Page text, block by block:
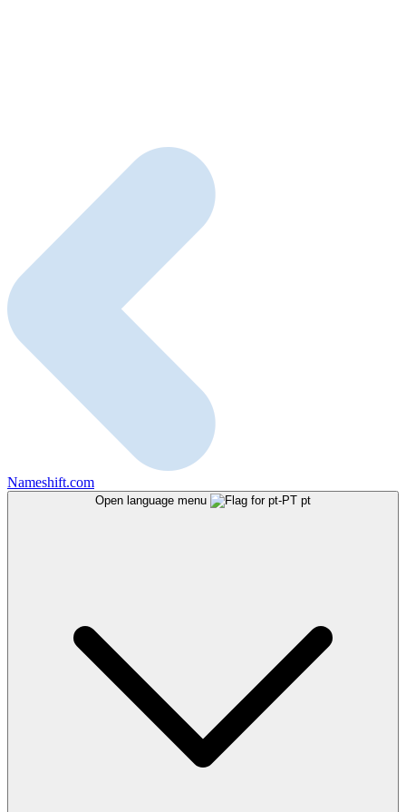
Nameshift.com
Open language menu pt